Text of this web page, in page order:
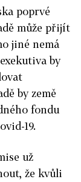
poprvé
může přijít
jiné nemá
by
by země
fondu
19.
už
že kvůli